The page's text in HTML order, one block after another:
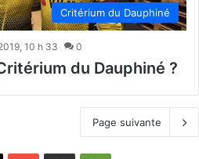
Critérium du Dauphiné
10 h 33 0
du Dauphiné ?
Page suivante